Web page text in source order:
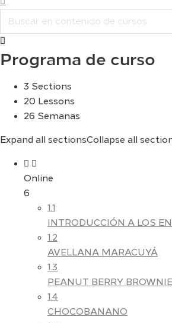
Programa de curso
3 Sections
20 Lessons
26 Semanas
Expand all sectionsCollapse all
Online
6
1.1
INTRODUCCIÓN A LOS
1.2
AVELLANA MARACUYÁ
1.3
PEANUT BERRY BROWNIE
1.4
CHOCOBANANO